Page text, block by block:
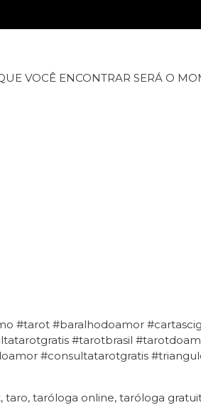
VOCÊ ENCONTRAR SERÁ O
#tarot #baralhodoamor
#tarotbrasil
#consultatarotgratis
taróloga online, taróloga